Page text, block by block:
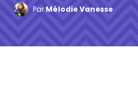
ParMélodie Vanesse